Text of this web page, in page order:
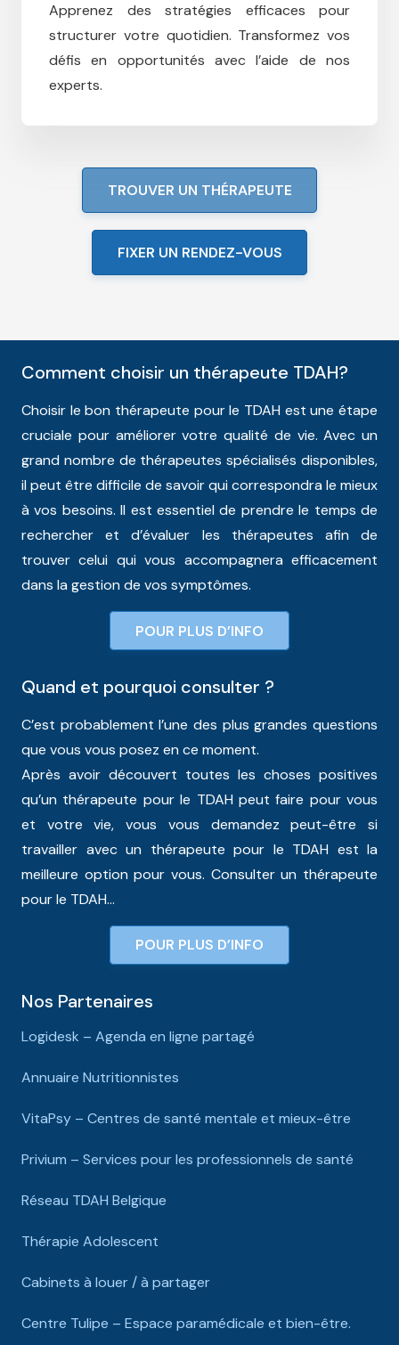
Apprenez des stratégies efficaces pour
structurer votre quotidien. Transformez vos
défis en opportunités avec l’aide de nos
experts.
TROUVER UN THÉRAPEUTE
FIXER UN RENDEZ-VOUS
Comment choisir un thérapeute TDAH?
Choisir le bon thérapeute pour le TDAH est une étape
cruciale pour améliorer votre qualité de vie. Avec un
grand nombre de thérapeutes spécialisés disponibles,
il peut être difficile de savoir qui correspondra le mieux
à vos besoins. Il est essentiel de prendre le temps de
rechercher et d’évaluer les thérapeutes afin de
trouver celui qui vous accompagnera efficacement
dans la gestion de vos symptômes.
POUR PLUS D’INFO
Quand et pourquoi consulter ?
C’est probablement l’une des plus grandes questions
que vous vous posez en ce moment.
Après avoir découvert toutes les choses positives
qu’un thérapeute pour le TDAH peut faire pour vous
et votre vie, vous vous demandez peut-être si
travailler avec un thérapeute pour le TDAH est la
meilleure option pour vous. Consulter un thérapeute
pour le TDAH…
POUR PLUS D’INFO
Nos Partenaires
Logidesk – Agenda en ligne partagé
Annuaire Nutritionnistes
VitaPsy – Centres de santé mentale et mieux-être
Privium – Services pour les professionnels de santé
Réseau TDAH Belgique
Thérapie Adolescent
Cabinets à louer / à partager
Centre Tulipe – Espace paramédicale et bien-être.